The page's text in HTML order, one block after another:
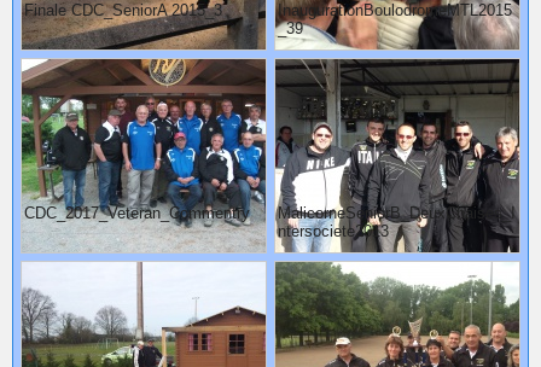
Finale CDC_SeniorA 2015_3
InaugurationBoulodromeMTL2015
_39
CDC_2017_Veteran_Commentry
MalicorneSeniorB_DeuxChaises_I
ntersociete2013